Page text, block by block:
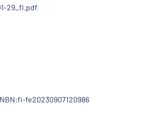
29_fi.pdf
fe20230907120986